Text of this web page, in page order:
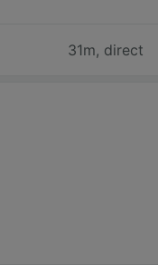
31m, direct